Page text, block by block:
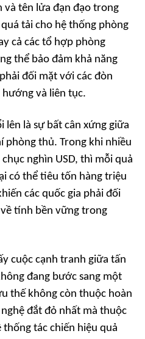
tên lửa đạn đạo trong
tải cho hệ thống phòng
cả các tổ hợp phòng
thể bảo đảm khả năng
đối mặt với các đòn
và liên tục.
lên là sự bất cân xứng giữa
phòng thủ. Trong khi nhiều
nghìn USD, thì mỗi quả
có thể tiêu tốn hàng triệu
các quốc gia phải đối
tính bền vững trong
cuộc cạnh tranh giữa tấn
đang bước sang một
thế không còn thuộc hoàn
đắt đỏ nhất mà thuộc
tác chiến hiệu quả